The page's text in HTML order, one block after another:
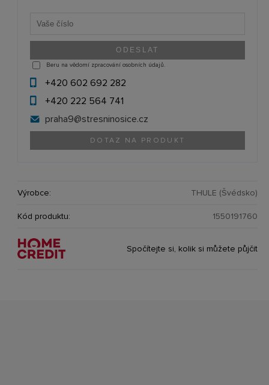
Beru na vědomí zpracování osobních údajů.
+420 602 692 282
+420 222 564 741
praha9@stresninosice.cz
DOTAZ NA PRODUKT
Výrobce: THULE (Švédsko)
Kód produktu: 1550191760
Spočítejte si, kolik si můžete půjčit